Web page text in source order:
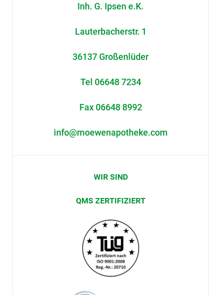
Inh. G. Ipsen e.K.
Lauterbacherstr. 1
36137 Großenlüder
Tel 06648 7234
Fax 06648 8992
info@moewenapotheke.com
WIR SIND
QMS ZERTIFIZIERT